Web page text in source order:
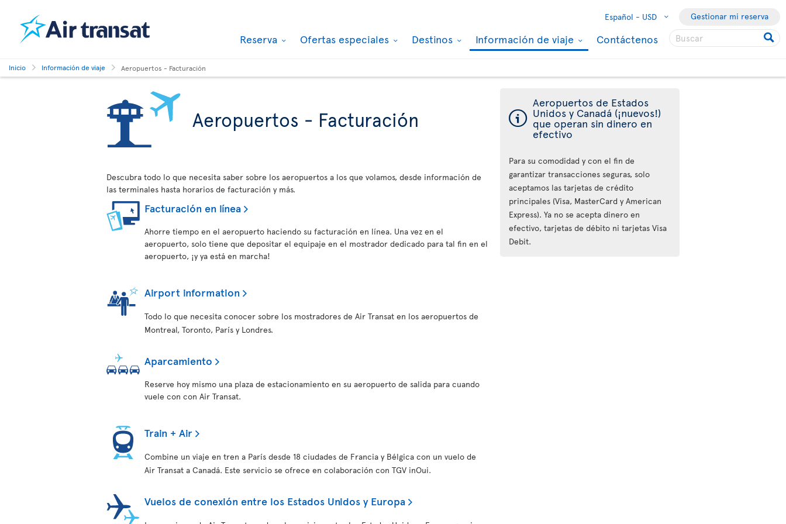
Español - USD Gestionar mi reserva
Reserva Ofertas especiales Destinos Información de viaje Contáctenos
Inicio Información de viaje Aeropuertos - Facturación
Aeropuertos - Facturación
Descubra todo lo que necesita saber sobre los aeropuertos a los que volamos, desde información de
las terminales hasta horarios de facturación y más.
Facturación en línea
Ahorre tiempo en el aeropuerto haciendo su facturación en línea. Una vez en el
aeropuerto, solo tiene que depositar el equipaje en el mostrador dedicado para tal fin en el
aeropuerto, ¡y ya está en marcha!
Airport information
Todo lo que necesita conocer sobre los mostradores de Air Transat en los aeropuertos de
Montreal, Toronto, París y Londres.
Aparcamiento
Reserve hoy mismo una plaza de estacionamiento en su aeropuerto de salida para cuando
vuele con con Air Transat.
Train + Air
Combine un viaje en tren a París desde 18 ciudades de Francia y Bélgica con un vuelo de
Air Transat a Canadá. Este servicio se ofrece en colaboración con TGV inOui.
Vuelos de conexión entre los Estados Unidos y Europa
ý
Aeropuertos de Estados
Unidos y Canadá (¡nuevos!)
que operan sin dinero en
efectivo
Para su comodidad y con el fin de
garantizar transacciones seguras, solo
aceptamos las tarjetas de crédito
principales (Visa, MasterCard y American
Express). Ya no se acepta dinero en
efectivo, tarjetas de débito ni tarjetas Visa
Debit.